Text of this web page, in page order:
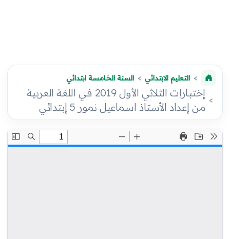
التعليم الابتدائي السنة الخامسة ابتدائي
إختبارات الثلاثي الأول 2019 في اللغة العربية
من إعداد الأستاذ اسماعيل نمور 5 إبتدائي